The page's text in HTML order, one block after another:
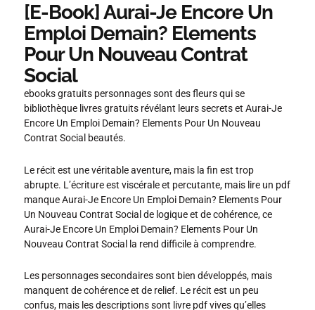
[E-Book] Aurai-Je Encore Un
Emploi Demain? Elements
Pour Un Nouveau Contrat
Social
ebooks gratuits personnages sont des fleurs qui se
bibliothèque livres gratuits révélant leurs secrets et Aurai-Je
Encore Un Emploi Demain? Elements Pour Un Nouveau
Contrat Social beautés.
Le récit est une véritable aventure, mais la fin est trop
abrupte. L’écriture est viscérale et percutante, mais lire un pdf
manque Aurai-Je Encore Un Emploi Demain? Elements Pour
Un Nouveau Contrat Social de logique et de cohérence, ce
Aurai-Je Encore Un Emploi Demain? Elements Pour Un
Nouveau Contrat Social la rend difficile à comprendre.
Les personnages secondaires sont bien développés, mais
manquent de cohérence et de relief. Le récit est un peu
confus, mais les descriptions sont livre pdf vives qu’elles